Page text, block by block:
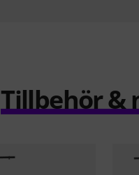
Tillbehör &